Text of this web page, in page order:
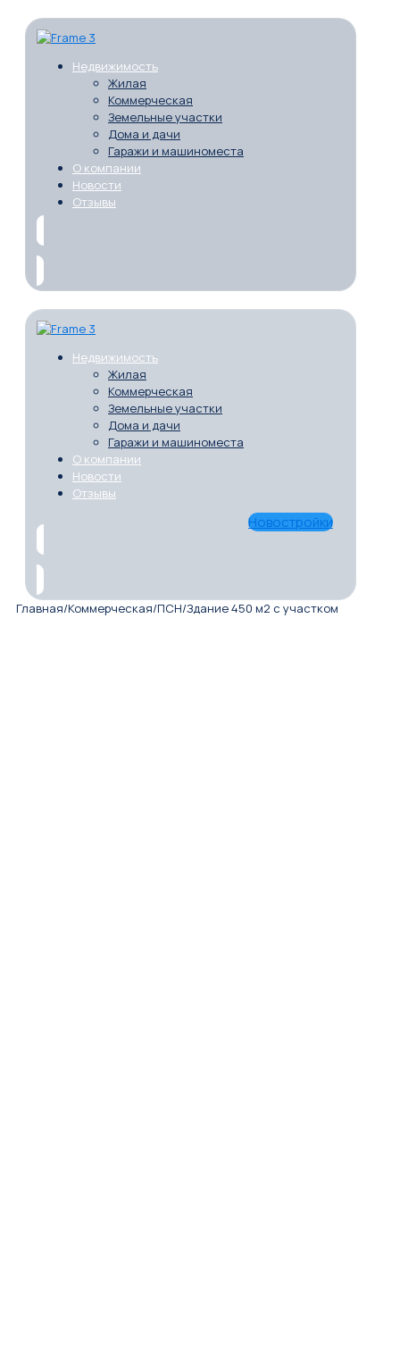
Недвижимость
Жилая
Коммерческая
Земельные участки
Дома и дачи
Гаражи и машиноместа
О компании
Новости
Отзывы
Недвижимость
Жилая
Коммерческая
Земельные участки
Дома и дачи
Гаражи и машиноместа
О компании
Новости
Отзывы
Новостройки
Главная/Коммерческая/ПСН/Здание 450 м2 с участком